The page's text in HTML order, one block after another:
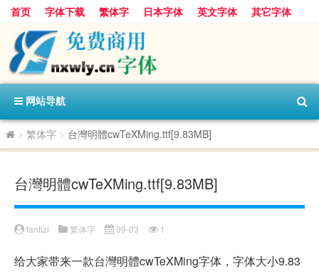
首页 字体下载 繁体字 日本字体 英文字体
其它字体
阿里巴巴字体
字体分类
网站导航
> 繁体字 > 台灣明體cwTeXMing.ttf[9.83MB]
台灣明體cwTeXMing.ttf[9.83MB]
fantizi 繁体字 09-03 1
给大家带来一款台灣明體cwTeXMing字体，字体大小9.83